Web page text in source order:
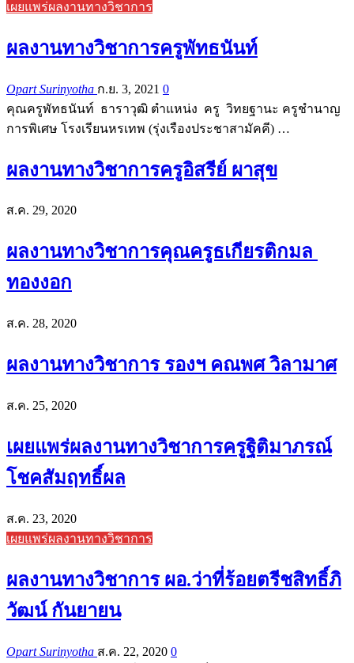
เผยแพร่ผลงานทางวิชาการ
ผลงานทางวิชาการครูพัทธนันท์
Opart Surinyotha ก.ย. 3, 2021 0
คุณครูพัทธนันท์ ธาราวุฒิ ตำแหน่ง ครู วิทยฐานะ ครูชำนาญ
การพิเศษ โรงเรียนหรเทพ (รุ่งเรืองประชาสามัคคี) …
ผลงานทางวิชาการครูอิสรีย์ ผาสุข
ส.ค. 29, 2020
ผลงานทางวิชาการคุณครูธเกียรติกมล
ทองงอก
ส.ค. 28, 2020
ผลงานทางวิชาการ รองฯ คณพศ วิลามาศ
ส.ค. 25, 2020
เผยแพร่ผลงานทางวิชาการครูฐิติมาภรณ์
โชคสัมฤทธิ์ผล
ส.ค. 23, 2020
เผยแพร่ผลงานทางวิชาการ
ผลงานทางวิชาการ ผอ.ว่าที่ร้อยตรีชสิทธิ์ภิ
วัฒน์ กันยายน
Opart Surinyotha ส.ค. 22, 2020 0